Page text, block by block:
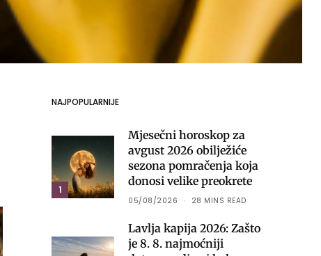
NAJPOPULARNIJE
1
Mjesečni horoskop za
avgust 2026 obilježiće
sezona pomračenja koja
donosi velike preokrete
05/08/2026 28 MINS READ
Lavlja kapija 2026: Zašto
je 8. 8. najmoćniji